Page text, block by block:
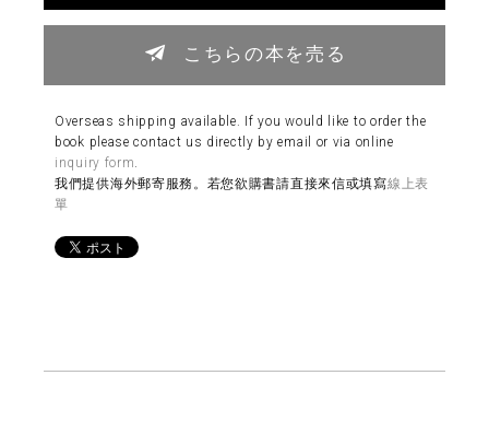
こちらの本を売る
Overseas shipping available. If you would like to order the
book please contact us directly by email or via online
inquiry form
我們提供海外郵寄服務。若您欲購書請直接來信或填寫線上表
單